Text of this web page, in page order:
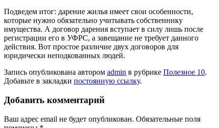
Подведем итог: дарение жилья имеет свои особенности,
которые нужно обязательно учитывать собственнику
имущества. А договор дарения вступает в силу лишь после
регистрации его в УФРС, а завещание не требует данного
действия. Вот простое различие двух договоров для
юридически неподкованных людей.
Запись опубликована автором admin в рубрике Полезное 10.
Добавьте в закладки постоянную ссылку.
Добавить комментарий
Ваш адрес email не будет опубликован. Обязательные поля